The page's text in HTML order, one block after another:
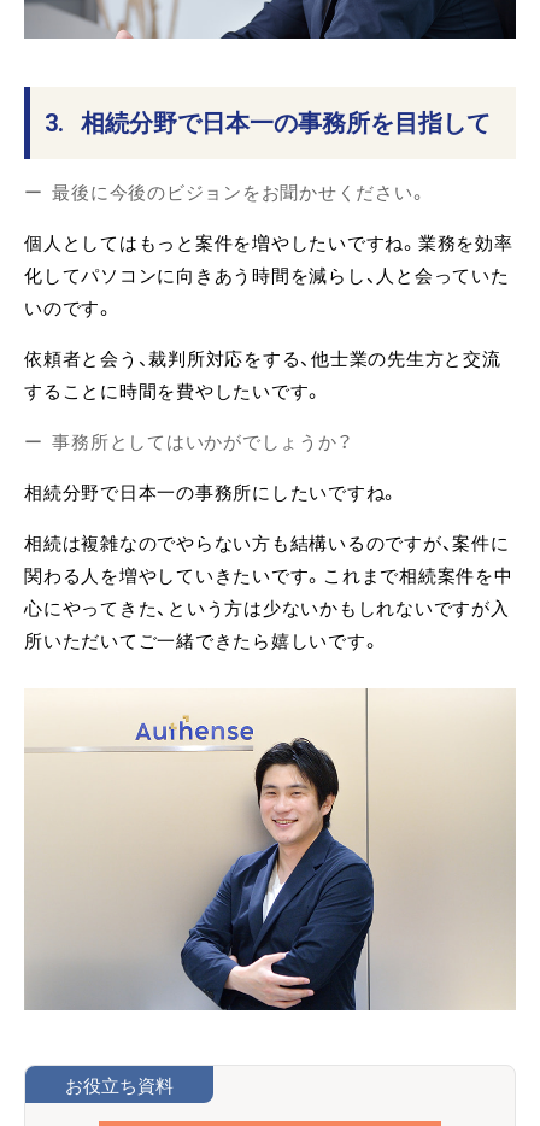
3. 相続分野で日本一の事務所を目指して
最後に今後のビジョンをお聞かせください。
個人としてはもっと案件を増やしたいですね。業務を効率
化してパソコンに向きあう時間を減らし、人と会っていた
いのです。
依頼者と会う、裁判所対応をする、他士業の先生方と交流
することに時間を費やしたいです。
事務所としてはいかがでしょうか？
相続分野で日本一の事務所にしたいですね。
相続は複雑なのでやらない方も結構いるのですが、案件に
関わる人を増やしていきたいです。これまで相続案件を中
心にやってきた、という方は少ないかもしれないですが入
所いただいてご一緒できたら嬉しいです。
お役立ち資料